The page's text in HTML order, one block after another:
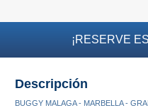
Pampaneira
Bubión
¡RESERVE
Descripción
BUGGY MALAGA - MARBELLA -